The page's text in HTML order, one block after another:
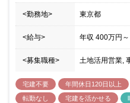
<勤務地> 東京都
<給与> 年収 400万円 ～
<募集職種> 土地活用営業,
宅建不要 年間休日120日以上
転勤なし
宅建を活かせる